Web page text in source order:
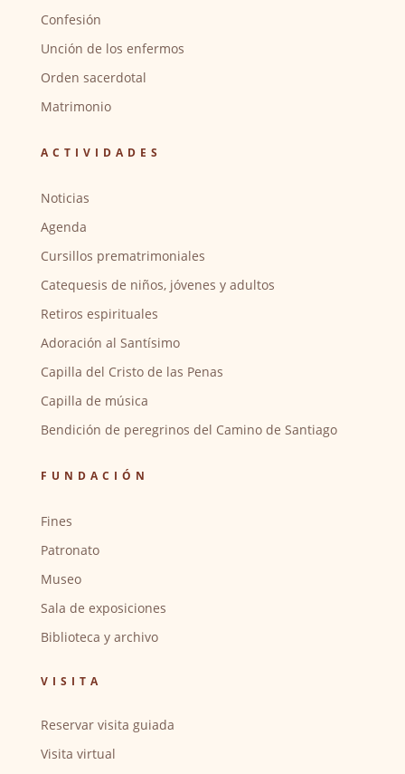
Confesión
Unción de los enfermos
Orden sacerdotal
Matrimonio
ACTIVIDADES
Noticias
Agenda
Cursillos prematrimoniales
Catequesis de niños, jóvenes y adultos
Retiros espirituales
Adoración al Santísimo
Capilla del Cristo de las Penas
Capilla de música
Bendición de peregrinos del Camino de Santiago
FUNDACIÓN
Fines
Patronato
Museo
Sala de exposiciones
Biblioteca y archivo
VISITA
Reservar visita guiada
Visita virtual